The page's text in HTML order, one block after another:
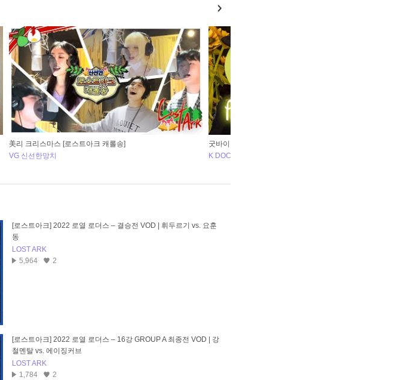
美리 크리스마스 [로스트아크 캐롤송]
VG 신선한망치
굿바이 금강선
K DOCHI
[로스트아크] 2022 로열 로더스 – 결승전 VOD | 휘두르기 vs. 요훈
동
LOST ARK
5,964
2
[로스트아크] 2022 로열 로더스 – 16강 GROUP A 최종전 VOD | 강
철멘탈 vs. 에이징커브
LOST ARK
1,784
2